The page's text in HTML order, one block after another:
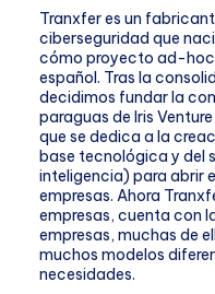
Tranxfer es un
ciberseguridad que
cómo proyecto ad-
español. Tras la
decidimos fundar la
paraguas de Iris
que se dedica a la
base tecnológica y del
inteligencia) para abrir
empresas. Ahora
empresas, cuenta con
empresas, muchas de
muchos modelos
necesidades.